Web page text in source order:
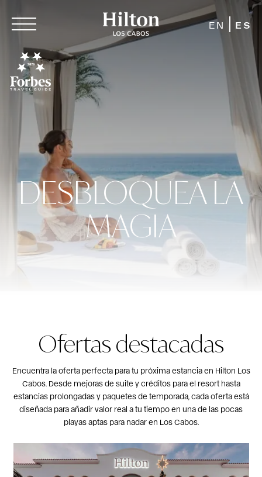
EN ES
DESBLOQUEA LA
MAGIA
Ofertas destacadas
Encuentra la oferta perfecta para tu próxima estancia en Hilton Los
Cabos. Desde mejoras de suite y créditos para el resort hasta
estancias prolongadas y paquetes de temporada, cada oferta está
diseñada para añadir valor real a tu tiempo en una de las pocas
playas aptas para nadar en Los Cabos.